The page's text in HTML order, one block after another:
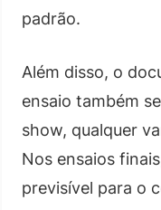
padrão.
Além disso, o
ensaio também
show, qualquer
Nos ensaios
previsível para o